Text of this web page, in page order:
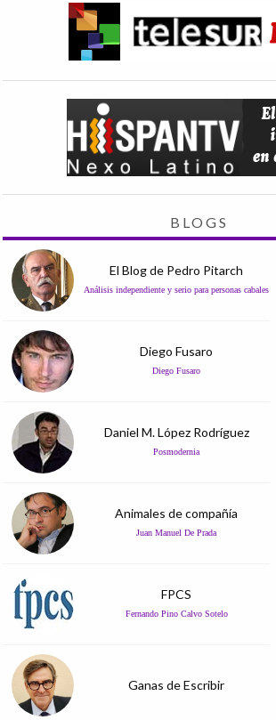
BLOGS
El Blog de Pedro Pitarch
Análisis independiente y serio para personas cabales
Diego Fusaro
Diego Fusaro
Daniel M. López Rodríguez
Posmodernia
Animales de compañía
Juan Manuel De Prada
FPCS
Fernando Pino Calvo Sotelo
Ganas de Escribir